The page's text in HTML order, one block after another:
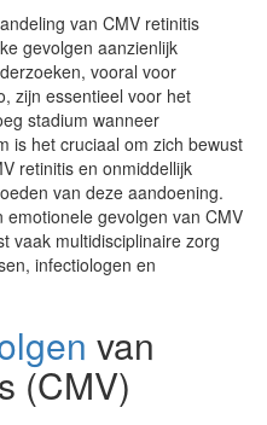
van CMV retinitis
gevolgen aanzienlijk
vooral voor
zijn essentieel voor het
stadium wanneer
is het cruciaal om zich bewust
retinitis en onmiddellijk
van deze aandoening.
gevolgen van CMV
vaak multidisciplinaire zorg
infectiologen en
van
(CMV)